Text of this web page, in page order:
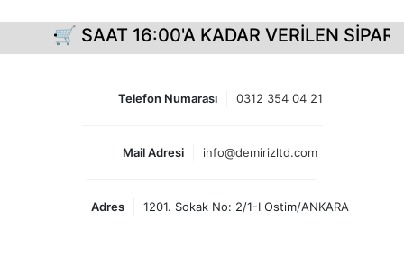
🛒 SAAT 16:00'A KADAR VERİLEN
Telefon Numarası 0312 354 04 21
Mail Adresi info@demirizltd.com
Adres 1201. Sokak No: 2/1-I Ostim/ANKARA